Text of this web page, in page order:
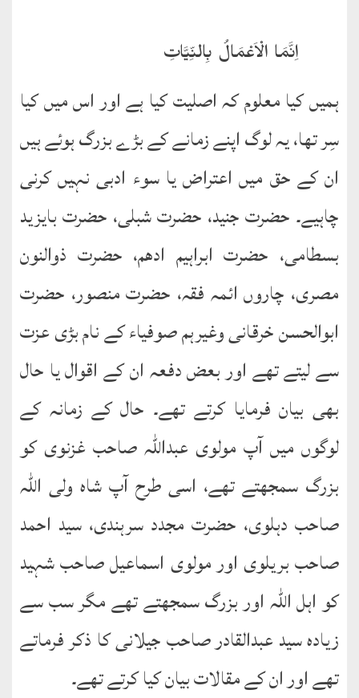
اِنَّمَا الْاَعْمَالُ بِالنِّیَّاتِ
ہمیں کیا معلوم کہ اصلیت کیا ہے اور اس میں کیا
سِر تھا، یہ لوگ اپنے زمانے کے بڑے بزرگ ہوئے ہیں
ان کے حق میں اعتراض یا سوء ادبی نہیں کرنی
چاہیے۔ حضرت جنید، حضرت شبلی، حضرت بایزید
بسطامی، حضرت ابراہیم ادھم، حضرت ذوالنون
مصری، چاروں ائمہ فقہ، حضرت منصور، حضرت
ابوالحسن خرقانی وغیرہم صوفیاء کے نام بڑی عزت
سے لیتے تھے اور بعض دفعہ ان کے اقوال یا حال
بھی بیان فرمایا کرتے تھے۔ حال کے زمانہ کے
لوگوں میں آپ مولوی عبداللہ صاحب غزنوی کو
بزرگ سمجھتے تھے، اسی طرح آپ شاہ ولی اللہ
صاحب دہلوی، حضرت مجدد سرہندی، سید احمد
صاحب بریلوی اور مولوی اسماعیل صاحب شہید
کو اہل اللہ اور بزرگ سمجھتے تھے مگر سب سے
زیادہ سید عبدالقادر صاحب جیلانی کا ذکر فرماتے
تھے اور ان کے مقالات بیان کیا کرتے تھے۔